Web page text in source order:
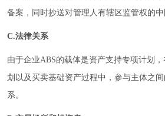
备案，同时抄送对管理人有辖区监管权的中
C.法律关系
由于企业ABS的载体是资产支持专项计划
划以及买卖基础资产过程中，参与主体之
系。